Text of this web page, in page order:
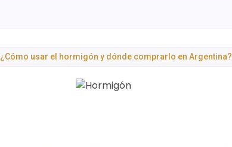
¿Cómo usar el hormigón y dónde comprarlo en Argentina?